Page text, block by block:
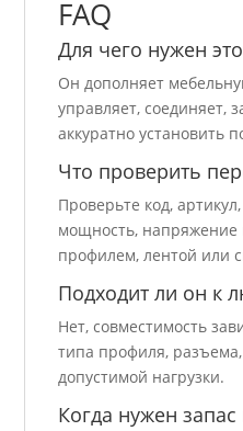
FAQ
Для чего нужен
Он дополняет
управляет, соединяет,
аккуратно установить
Что проверить
Проверьте код,
мощность, напряжение
профилем, лентой или
Подходит ли он к
Нет, совместимость
типа профиля,
допустимой нагрузки.
Когда нужен